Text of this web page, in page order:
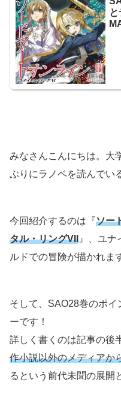
みなさんこんにちは。大
ぶりにラノベを読んでい
今回紹介するのは『ソー
タル・リングVII 』、ユナ
ルドでの冒険が描かれま
そして、SAO28巻のポ
ーです！
詳しく書くのは記事の後
作小説以外のメディアか
るという前代未聞の展開